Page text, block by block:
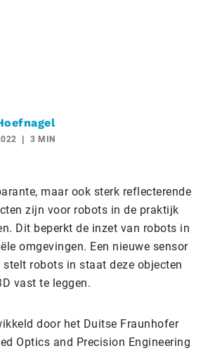
3 MIN
maar ook sterk reflecterende
zijn voor robots in de praktijk
Dit beperkt de inzet van robots in
omgevingen. Een nieuwe sensor
robots in staat deze objecten
vast te leggen.
door het Duitse Fraunhofer
Optics and Precision Engineering